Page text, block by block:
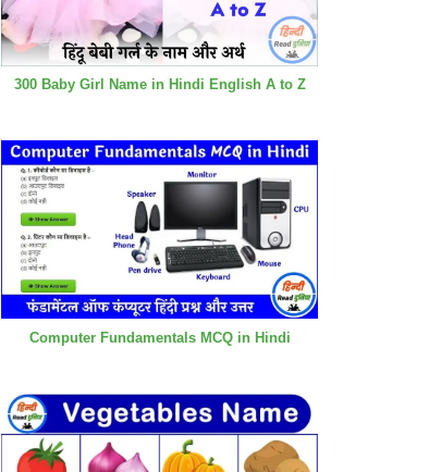
300 Baby Girl Name in Hindi English A to Z
Computer Fundamentals MCQ in Hindi